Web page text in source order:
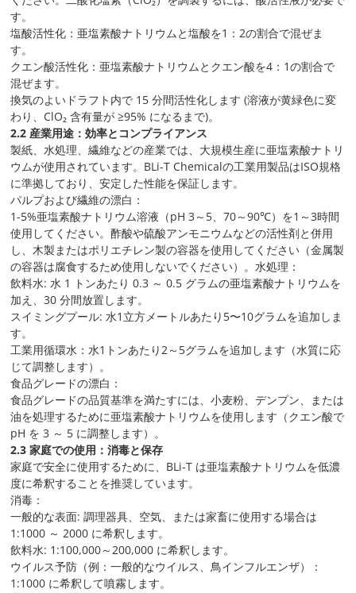
す。
塩酸活性化：亜塩素酸ナトリウムと塩酸を1：2の割合で混ぜま
す。
クエン酸活性化：亜塩素酸ナトリウムとクエン酸を4：1の割合で
混ぜます。
換気のよいドラフト内で 15 分間活性化します (溶液が黄緑色に変
わり、ClO₂ 含有量が ≥95% になるまで)。
2.2 産業用途：効率とコンプライアンス
製紙、水処理、繊維などの産業では、大規模生産に亜塩素酸ナトリ
ウムが使用されています。BLi-T Chemicalの工業用製品はISO規格
に準拠しており、安定した性能を保証します。
パルプおよび繊維の漂白：
1-5%亜塩素酸ナトリウム溶液（pH 3～5、70～90℃）を1～3時間
使用してください。酢酸や硫酸アンモニウムなどの活性剤と併用
し、木製またはポリエチレン製の容器を使用してください（金属製
の容器は腐食するため使用しないでください）。水処理：
飲料水: 水 1 トンあたり 0.3 ～ 0.5 グラムの亜塩素酸ナトリウムを
加え、30 分間放置します。
スイミングプール: 水1立方メートルあたり5〜10グラムを追加しま
す。
工業用循環水：水1トンあたり2～5グラムを追加します（水質に応
じて調整します）。
食品グレードの漂白：
食品グレードの品質基準を満たすには、小麦粉、デンプン、または
油を処理するために亜塩素酸ナトリウムを使用します（クエン酸で
pH を 3 ～ 5 に調整します）。
2.3 家庭での使用：消毒と保存
家庭で安全に使用するために、BLi-T は亜塩素酸ナトリウムを低濃
度に希釈することを推奨しています。
消毒：
一般的な表面: 調理器具、空気、または家畜に使用する場合は
1:1000 ～ 2000 に希釈します。
飲料水: 1:100,000～200,000 に希釈します。
ウイルス予防（例：一般的なウイルス、鳥インフルエンザ）：
1:1000 に希釈して噴霧します。